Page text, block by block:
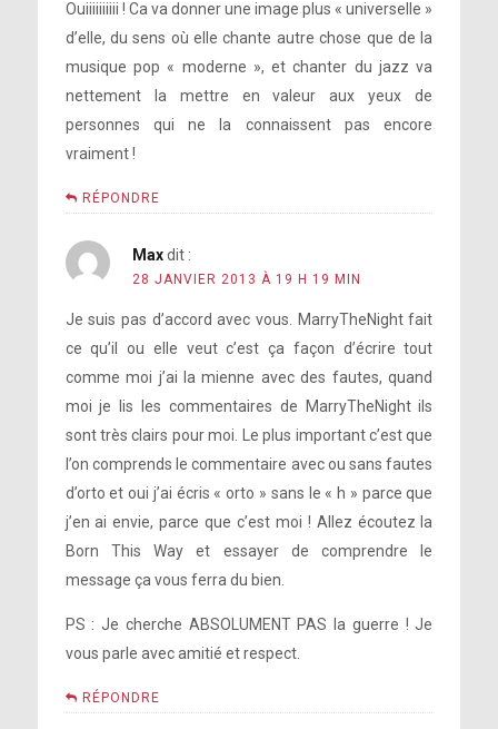
Ouiiiiiiiiii ! Ca va donner une image plus « universelle »
d’elle, du sens où elle chante autre chose que de la
musique pop « moderne », et chanter du jazz va
nettement la mettre en valeur aux yeux de
personnes qui ne la connaissent pas encore
vraiment !
RÉPONDRE
Max dit :
28 JANVIER 2013 À 19 H 19 MIN
Je suis pas d’accord avec vous. MarryTheNight fait
ce qu’il ou elle veut c’est ça façon d’écrire tout
comme moi j’ai la mienne avec des fautes, quand
moi je lis les commentaires de MarryTheNight ils
sont très clairs pour moi. Le plus important c’est que
l’on comprends le commentaire avec ou sans fautes
d’orto et oui j’ai écris « orto » sans le « h » parce que
j’en ai envie, parce que c’est moi ! Allez écoutez la
Born This Way et essayer de comprendre le
message ça vous ferra du bien.
PS : Je cherche ABSOLUMENT PAS la guerre ! Je
vous parle avec amitié et respect.
RÉPONDRE